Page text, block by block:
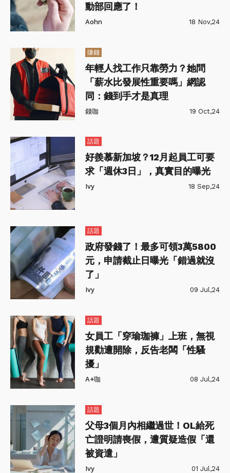
動部回應了！
Aohn 18 Nov,24
賺錢
年輕人找工作只靠勞力？她問
「薪水比發展性重要嗎」網認
同：錢到手才是真理
錢咖 19 Oct,24
話題
好羨慕新加坡？12月起員工可要
求「週休3日」，真實目的曝光
Ivy 18 Sep,24
話題
政府發錢了！最多可領3萬5800
元，申請截止日曝光「錯過就沒
了」
Ivy 09 Jul,24
話題
女員工「穿瑜珈褲」上班，無視
規勸遭開除，反告老闆「性騷
擾」
A+咖 08 Jul,24
話題
父母3個月內相繼過世！OL給死
亡證明請喪假，遭質疑造假「還
被資遣」
Ivy 01 Jul,24